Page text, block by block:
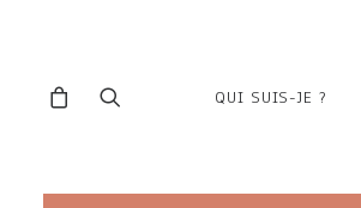
QUI SUIS-JE ?